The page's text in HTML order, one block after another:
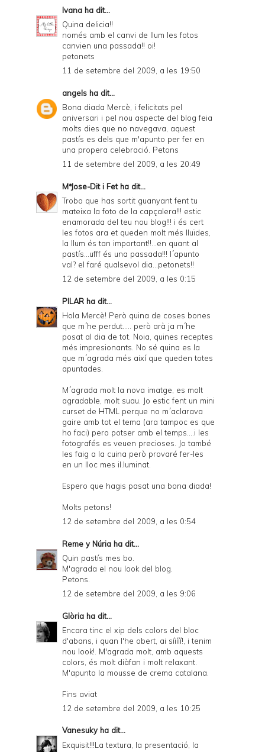
Ivana ha dit...
Quina delicia!!
només amb el canvi de llum les fotos
canvien una passada!! oi!
petonets
11 de setembre del 2009, a les 19:50
angels ha dit...
Bona diada Mercè, i felicitats pel
aniversari i pel nou aspecte del blog feia
molts dies que no navegava, aquest
pastís es dels que m'apunto per fer en
una propera celebració. Petons
11 de setembre del 2009, a les 20:49
MªJose-Dit i Fetha dit...
Trobo que has sortit guanyant fent tu
mateixa la foto de la capçalera!!! estic
enamorada del teu nou blog!!! i és cert
les fotos ara et queden molt més lluïdes,
la llum és tan important!!...en quant al
pastís...ufff és una passada!!! l´apunto
val? el faré qualsevol dia...petonets!!
12 de setembre del 2009, a les 0:15
PILAR ha dit...
Hola Mercè! Però quina de coses bones
que m´he perdut..... però arà ja m´he
posat al dia de tot. Noia, quines receptes
més impresionants. No sé quina es la
que m´agrada més així que queden totes
apuntades.
M´agrada molt la nova imatge, es molt
agradable, molt suau. Jo estic fent un mini
curset de HTML perque no m´aclarava
gaire amb tot el tema (ara tampoc es que
ho faci) pero potser amb el temps....i les
fotografés es veuen precioses. Jo també
les faig a la cuina però provaré fer-les
en un lloc mes il.luminat.
Espero que hagis pasat una bona diada!
Molts petons!
12 de setembre del 2009, a les 0:54
Reme y Núria ha dit...
Quin pastís mes bo.
M'agrada el nou look del blog.
Petons.
12 de setembre del 2009, a les 9:06
Glòria ha dit...
Encara tinc el xip dels colors del bloc
d'abans, i quan l'he obert, ai síiííí!, i tenim
nou look!. M'agrada molt, amb aquests
colors, és molt diàfan i molt relaxant.
M'apunto la mousse de crema catalana.
Fins aviat
12 de setembre del 2009, a les 10:25
Vanesukyha dit...
Exquisit!!!La textura, la presentació, la